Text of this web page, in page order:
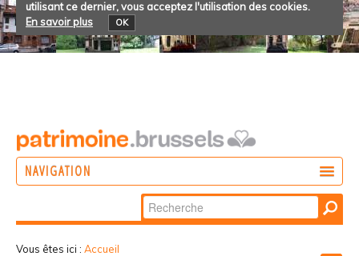
utilisant ce dernier, vous acceptez l'utilisation des cookies.
En savoir plus
OK
NAVIGATION
Chercher par
Recherche
Vous êtes ici : Accueil